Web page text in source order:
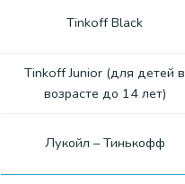
Tinkoff Black
Tinkoff Junior (для детей в
возрасте до 14 лет)
Лукойл – Тинькофф